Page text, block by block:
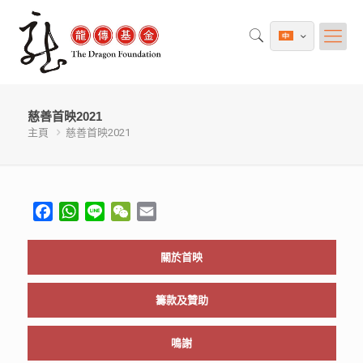
慈善首映2021
主頁 慈善首映2021
FacebookWhatsApp
Line WeChat
關於首映
籌款及贊助
鳴謝